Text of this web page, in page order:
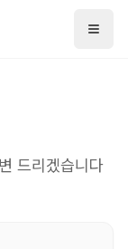
드리겠습니다